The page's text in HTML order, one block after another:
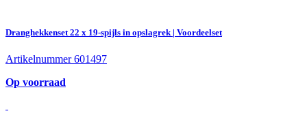
Dranghekkenset 22 x 19-spijls in opslagrek | Voordeelset
Artikelnummer 601497
Op voorraad